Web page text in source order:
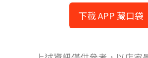
下載 APP 藏口袋